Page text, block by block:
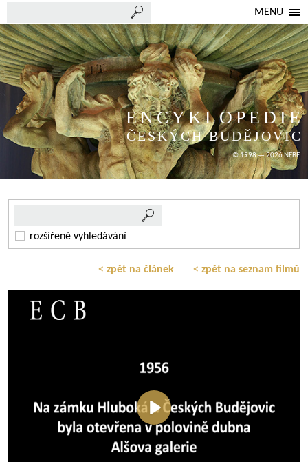
MENU
ENCYKLOPEDIE
ČESKÝCH BUDĚJOVIC
© 1998 — 2026 NEBE
rozšířené vyhledávání
< zpět na článek < zpět na seznam filmů
Přehrát